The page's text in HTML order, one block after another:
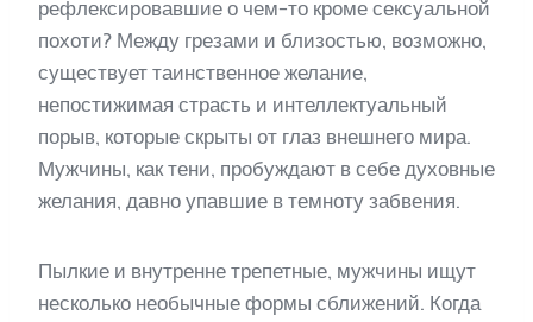
рефлексировавшие о чем-то кроме сексуальной
похоти? Между грезами и близостью, возможно,
существует таинственное желание,
непостижимая страсть и интеллектуальный
порыв, которые скрыты от глаз внешнего мира.
Мужчины, как тени, пробуждают в себе духовные
желания, давно упавшие в темноту забвения.
Пылкие и внутренне трепетные, мужчины ищут
несколько необычные формы сближений. Когда